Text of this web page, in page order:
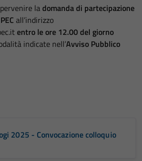
ladomanda di partecipazione
all’indirizzo
entro le ore 12.00 del giorno
indicate nell’Avviso Pubblico
2025 - Convocazione colloquio